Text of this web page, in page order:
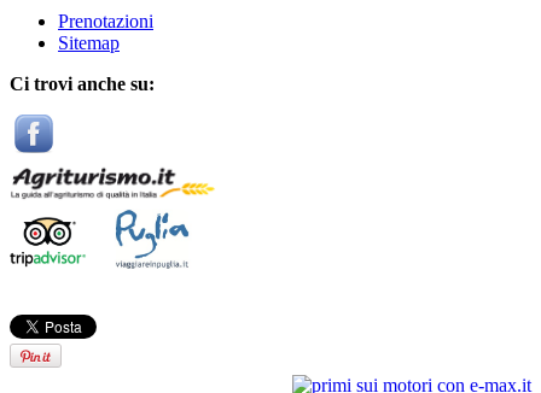
Prenotazioni
Sitemap
Ci trovi anche su: